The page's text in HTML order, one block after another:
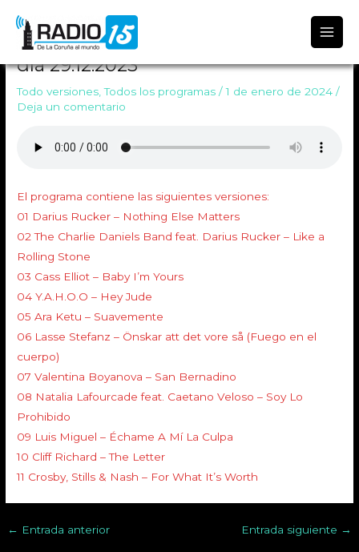
TODO VERSIONES 1752 Emitido el
día 29.12.2023
Todo versiones ,Todos los programas /1 de enero de 2024/
Deja un comentario
El programa contiene las siguientes versiones:
01 Darius Rucker – Nothing Else Matters
02 The Charlie Daniels Band feat. Darius Rucker – Like a
Rolling Stone
03 Cass Elliot – Baby I’m Yours
04 Y.A.H.O.O – Hey Jude
05 Ara Ketu – Suavemente
06 Lasse Stefanz – Önskar att det vore så (Fuego en el
cuerpo)
07 Valentina Boyanova – San Bernadino
08 Natalia Lafourcade feat. Caetano Veloso – Soy Lo
Prohibido
09 Luis Miguel – Échame A Mí La Culpa
10 Cliff Richard – The Letter
11 Crosby, Stills & Nash – For What It’s Worth
← Entrada anterior Entrada siguiente →